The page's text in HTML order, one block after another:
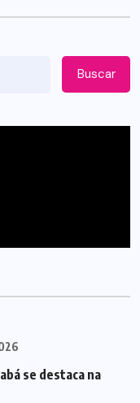
Buscar
se destaca na